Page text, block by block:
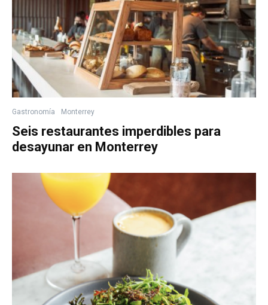
Gastronomía Monterrey
Seis restaurantes imperdibles para
desayunar en Monterrey